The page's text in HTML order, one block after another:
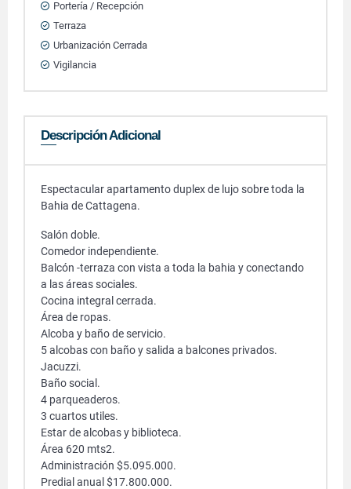
Portería / Recepción
Terraza
Urbanización Cerrada
Vigilancia
Descripción Adicional
Espectacular apartamento duplex de lujo sobre toda la
Bahia de Cattagena.
Salón doble.
Comedor independiente.
Balcón -terraza con vista a toda la bahia y conectando
a las áreas sociales.
Cocina integral cerrada.
Área de ropas.
Alcoba y baño de servicio.
5 alcobas con baño y salida a balcones privados.
Jacuzzi.
Baño social.
4 parqueaderos.
3 cuartos utiles.
Estar de alcobas y biblioteca.
Área 620 mts2.
Administración $5.095.000.
Predial anual $17.800.000.